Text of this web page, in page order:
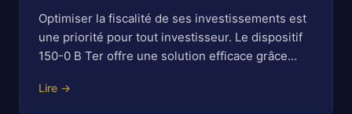
Optimiser la fiscalité de ses investissements est
une priorité pour tout investisseur. Le dispositif
150-0 B Ter offre une solution efficace grâce…
Lire →